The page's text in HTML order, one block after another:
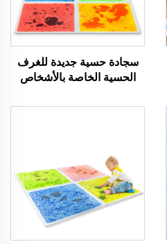
سجادة حسية جديدة للغرف
الحسية الخاصة بالأشخاص
بلاطات سائلة حسية مضيئة